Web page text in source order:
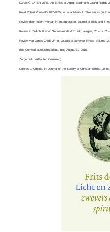
LOVING LATER LIFE. An Ethics of Aging. Eerdmans Grand Rapids
ReadRobert Cornwall’s REVIEW , or whatMarie-Jo Thiel writes (in
Review door Robert Morgan in:Interpretation. Journal of Bible and
Review in Tijdschrift voor Geneeskunde & Ethiek, jaargang 26 – nr. 2
Review van James Childs Jr . in: Journal of Lutheran Ethics,Volume
Bob Cornwall , auteur/historicus, blog August 31, 2015.
Zorgethiek.nu (Paulien Cozijnsen)
Dolores L. Christie, in: Journal of the Society of Christian Ethics , 38